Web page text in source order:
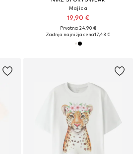
Majica
19,90 €
Prvotno: 24,90 €
Zadnja najnižja cena17,43 €